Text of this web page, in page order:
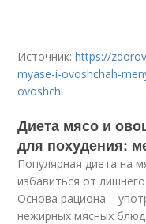
Источник:https://
myase-i-ovoshchah-
ovoshchi
Диета мясо и
для похудения:
Популярная диета на
избавиться от
Основа рациона –
нежирных мясных